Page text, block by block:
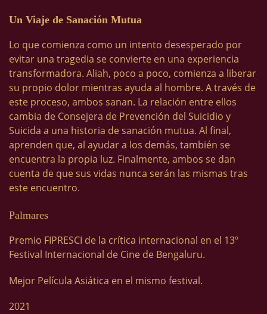
Un Viaje de Sanación Mutua
Lo que comienza como un intento desesperado por
evitar una tragedia se convierte en una experiencia
transformadora. Aliah, poco a poco, comienza a liberar
su propio dolor mientras ayuda al hombre. A través de
este proceso, ambos sanan. La relación entre ellos
cambia de Consejera de Prevención del Suicidio y
Suicida a una historia de sanación mutua. Al final,
aprenden que, al ayudar a los demás, también se
encuentra la propia luz. Finalmente, ambos se dan
cuenta de que sus vidas nunca serán las mismas tras
este encuentro.
Palmares
Premio FIPRESCI de la crítica internacional en el 13º
Festival Internacional de Cine de Bengaluru.
Mejor Película Asiática en el mismo festival.
2021